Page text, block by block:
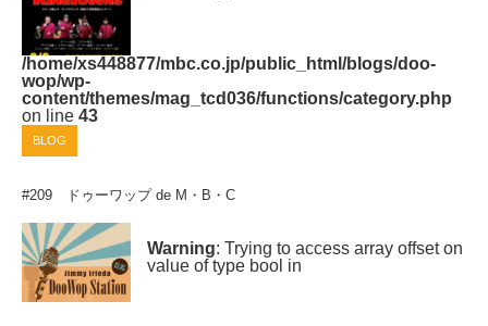
/home/xs448877/mbc.co.jp/public_html/blogs/doo-
wop/wp-
content/themes/mag_tcd036/functions/category.php
on line 43
BLOG
#209 ドゥーワップ de M・B・C
Warning: Trying to access array offset on
value of type bool in